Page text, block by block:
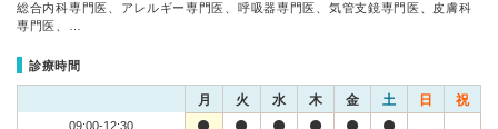
総合内科専門医、アレルギー専門医、呼吸器専門医、気管支鏡専門医、皮膚科
専門医、…
診療時間
月 火 水 木 金 土 日 祝
09:00-12:30